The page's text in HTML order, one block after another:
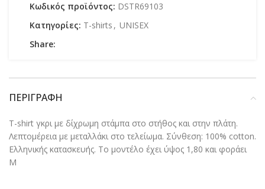
Κωδικός προϊόντος: DSTR69103
Κατηγορίες: T-shirts , UNISEX
Share:
ΠΕΡΙΓΡΑΦΉ
T-shirt γκρι με δίχρωμη στάμπα στο στήθος και στην πλάτη.
Λεπτομέρεια με μεταλλάκι στο τελείωμα. Σύνθεση: 100% cotton.
Ελληνικής κατασκευής. Το μοντέλο έχει ύψος 1,80 και φοράει
M